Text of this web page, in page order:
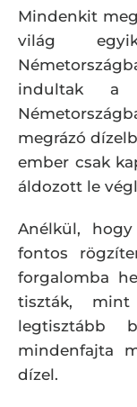
Mindenkit
világ
indultak a
megrázó
ember csak
áldozott le
Anélkül,
fontos
forgalomba
tiszták,
legtisztább
mindenfajta
dízel.